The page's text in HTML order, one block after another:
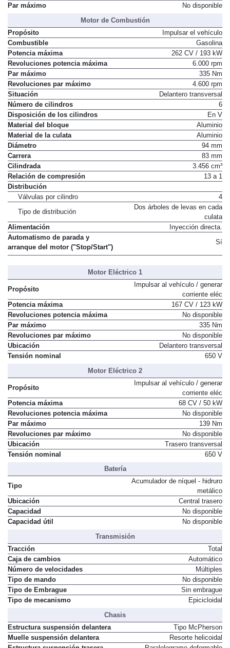
Par máximo
No disponible
Motor de Combustión
Propósito
Impulsar el vehículo
Combustible
Gasolina
Potencia máxima
262 CV / 193 kW
Revoluciones potencia máxima
6.000 rpm
Par máximo
335 Nm
Revoluciones par máximo
4.600 rpm
Situación
Delantero transversal
Número de cilindros
6
Disposición de los cilindros
En V
Material del bloque
Aluminio
Material de la culata
Aluminio
Diámetro
94 mm
Carrera
83 mm
Cilindrada
3.456 cm³
Relación de compresión
13 a 1
Distribución
Válvulas por cilindro
4
Tipo de distribución
Dos árboles de levas en cada
culata
Alimentación
Inyección directa.
Automatismo de parada y
arranque del motor ("Stop/Start")
Sí
Motor Eléctrico 1
Propósito
Impulsar al vehículo / generar
corriente eléc
Potencia máxima
167 CV / 123 kW
Revoluciones potencia máxima
No disponible
Par máximo
335 Nm
Revoluciones par máximo
No disponible
Ubicación
Delantero transversal
Tensión nominal
650 V
Motor Eléctrico 2
Propósito
Impulsar al vehículo / generar
corriente eléc
Potencia máxima
68 CV / 50 kW
Revoluciones potencia máxima
No disponible
Par máximo
139 Nm
Revoluciones par máximo
No disponible
Ubicación
Trasero transversal
Tensión nominal
650 V
Batería
Tipo
Acumulador de níquel - hidruro
metálico
Ubicación
Central trasero
Capacidad
No disponible
Capacidad útil
No disponible
Transmisión
Tracción
Total
Caja de cambios
Automático
Número de velocidades
Múltiples
Tipo de mando
No disponible
Tipo de Embrague
Sin embrague
Tipo de mecanismo
Epicicloidal
Chasis
Estructura suspensión delantera
Tipo McPherson
Muelle suspensión delantera
Resorte helicoidal